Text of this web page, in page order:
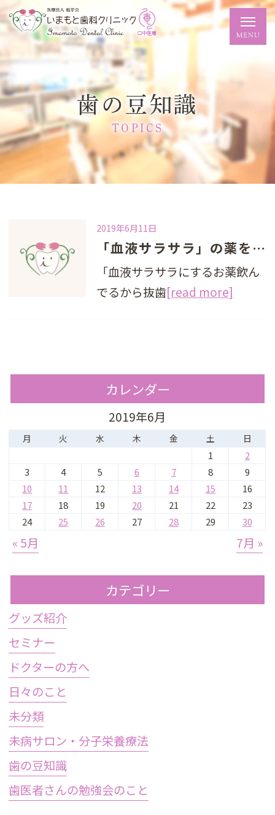
歯の豆知識
TOPICS
2019年6月11日
「血液サラサラ」の薬を飲まれている患者さんへ！
「血液サラサラにするお薬飲ん
でるから抜歯[read more]
カレンダー
2019年6月
月 火 水 木 金 土 日
1
2
3
4 5 6 7 8
9
10
11 12 13 14 15
16
17
18 19 20 21 22
23
24
25 26 27 28 29 30
« 5月 7月 »
カテゴリー
グッズ紹介
セミナー
ドクターの方へ
日々のこと
未分類
未病サロン・分子栄養療法
歯の豆知識
歯医者さんの勉強会のこと